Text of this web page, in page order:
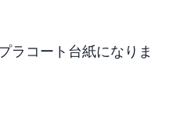
ラコート台紙になりま